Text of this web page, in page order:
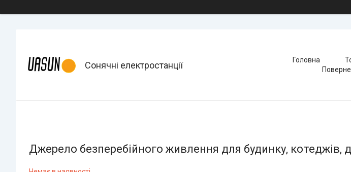
Сонячні електростанції Головна
Джерело безперебійного живлення для будинку, котеджів,